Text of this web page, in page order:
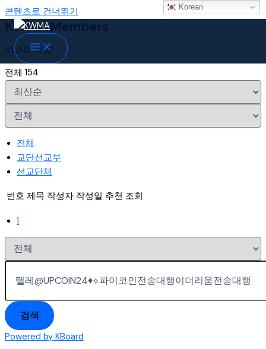
콘텐츠로 건너뛰기
KWMA Members
KWMA 회원
전체 154
전체
교단선교부
선교단체
번호 제목 작성자 작성일 추천 조회
1
검색
Powered by KBoard
Korean